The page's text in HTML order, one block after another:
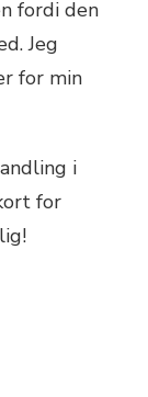
fordi den
Jeg
for min
i
for